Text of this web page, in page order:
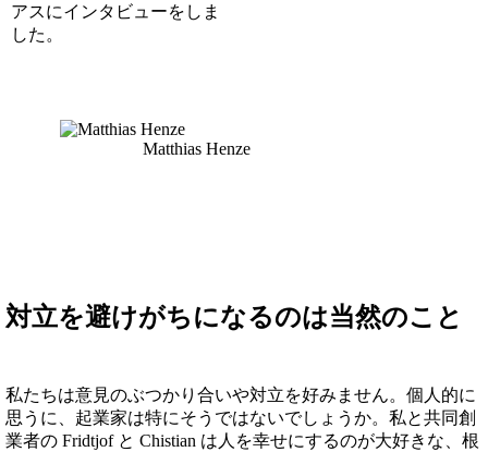
アスにインタビューをしま
した。
Matthias Henze
対立を避けがちになるのは当然のこと
私たちは意見のぶつかり合いや対立を好みません。個人的に
思うに、起業家は特にそうではないでしょうか。私と共同創
業者の Fridtjof と Chistian は人を幸せにするのが大好きな、根